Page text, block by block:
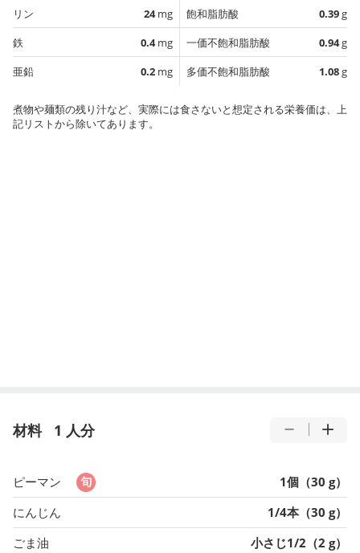
リン
24mg
鉄
0.4mg
亜鉛
0.2 mg
飽和脂肪酸
0.39g
一価不飽和脂肪酸
0.94g
多価不飽和脂肪酸
1.08g
煮物や麺類の残り汁など、実際には食さないと想定される栄養価は、上
記リストから除いてあります。
材料 1 人分
ピーマン
1個（30 g）
にんじん
1/4本（30 g）
ごま油
小さじ1/2（2 g）